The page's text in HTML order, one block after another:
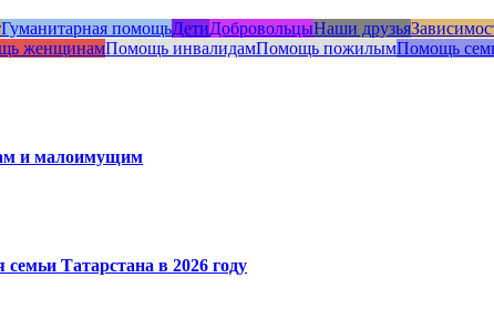
Гуманитарная помощьДетиДобровольцыНаши друзья
женщинамПомощь инвалидамПомощь пожилымПомощь
и малоимущим
Татарстана в 2026 году